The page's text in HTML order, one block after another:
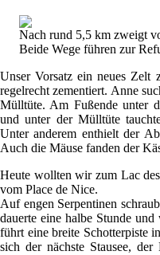
Nach rund 5,5 km zweigt
Beide Wege führen zur
Unser Vorsatz ein neues Zelt
regelrecht zementiert. Anne
Mülltüte. Am Fußende unter
und unter der Mülltüte
Unter anderem enthielt der
Auch die Mäuse fanden der
Heute wollten wir zum Lac
vom Place de Nice.
Auf engen Serpentinen
dauerte eine halbe Stunde
führt eine breite Schotterpiste
sich der nächste Stausee,